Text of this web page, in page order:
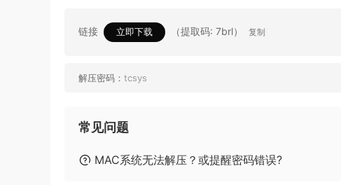
链接 立即下载 （提取码: 7brl） 复制
解压密码： tcsys
常见问题
MAC系统无法解压？或提醒密码错误?